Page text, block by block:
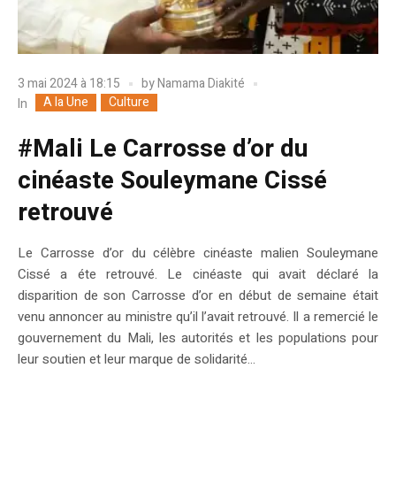
3 mai 2024 à 18:15 byNamama Diakité
In
A la Une Culture
#Mali Le Carrosse d’or du
cinéaste Souleymane Cissé
retrouvé
Le Carrosse d’or du célèbre cinéaste malien Souleymane
Cissé a éte retrouvé. Le cinéaste qui avait déclaré la
disparition de son Carrosse d’or en début de semaine était
venu annoncer au ministre qu’il l’avait retrouvé. Il a remercié le
gouvernement du Mali, les autorités et les populations pour
leur soutien et leur marque de solidarité...